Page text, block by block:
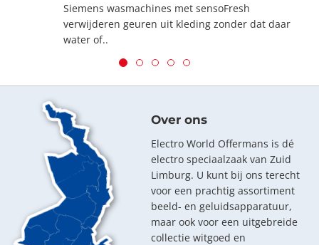
Siemens wasmachines met sensoFresh
verwijderen geuren uit kleding zonder dat daar
water of..
Over ons
Electro World Offermans is dé
electro speciaalzaak van Zuid
Limburg. U kunt bij ons terecht
voor een prachtig assortiment
beeld- en geluidsapparatuur,
maar ook voor een uitgebreide
collectie witgoed en